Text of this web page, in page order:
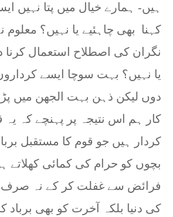
ہیں- ہمارے خیال میں پتا نہیں
کہنا بھی چاہئیے یا نہیں؟ معلوم
نگران کی اصطلاح استعمال
یا نہیں؟ بہت سوچا ایسے
دوں لیکن ذہن بہت الجھن میں پڑ
کار ہم اس نتیجہ پر پہنچے کہ یہ
کردار ہیں جو قوم کا مستقبل
بچوں کو حرام کی کمائی کھلاتے
فرائض سے غفلت کر کے نہ صرف
کی دنیا بلکہ آخرت کو بھی برباد